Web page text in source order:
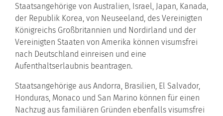
Staatsangehörige von Australien, Israel, Japan, Kanada,
der Republik Korea, von Neuseeland, des Vereinigten
Königreichs Großbritannien und Nordirland und der
Vereinigten Staaten von Amerika können visumsfrei
nach Deutschland einreisen und eine
Aufenthaltserlaubnis beantragen.
Staatsangehörige aus Andorra, Brasilien, El Salvador,
Honduras, Monaco und San Marino können für einen
Nachzug aus familiären Gründen ebenfalls visumsfrei